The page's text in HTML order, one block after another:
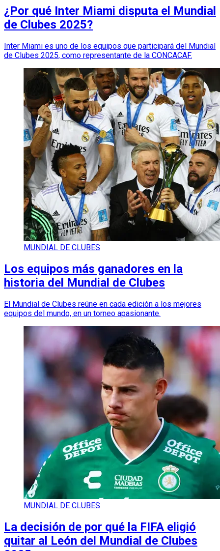
¿Por qué Inter Miami disputa el Mundial
de Clubes 2025?
Inter Miami es uno de los equipos que participará del Mundial
de Clubes 2025, como representante de la CONCACAF.
MUNDIAL DE CLUBES
Los equipos más ganadores en la
historia del Mundial de Clubes
El Mundial de Clubes reúne en cada edición a los mejores
equipos del mundo, en un torneo apasionante.
MUNDIAL DE CLUBES
La decisión de por qué la FIFA eligió
quitar al León del Mundial de Clubes